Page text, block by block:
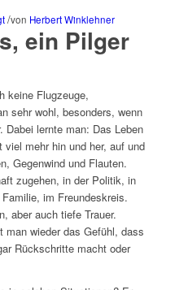
/von Herbert Winklehner
ein Pilger
keine Flugzeuge,
sehr wohl, besonders, wenn
Dabei lernte man: Das Leben
mehr hin und her, auf und
Gegenwind und Flauten.
zugehen, in der Politik, in
im Freundeskreis.
aber auch tiefe Trauer.
man wieder das Gefühl, dass
Rückschritte macht oder